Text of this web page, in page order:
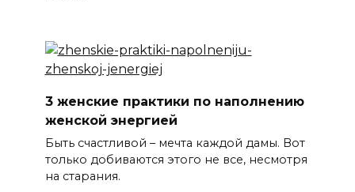
3 женские практики по наполнению
женской энергией
Быть счастливой – мечта каждой дамы. Вот
только добиваются этого не все, несмотря
на старания.